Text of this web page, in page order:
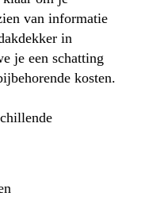
van informatie
in
je een schatting
kosten.